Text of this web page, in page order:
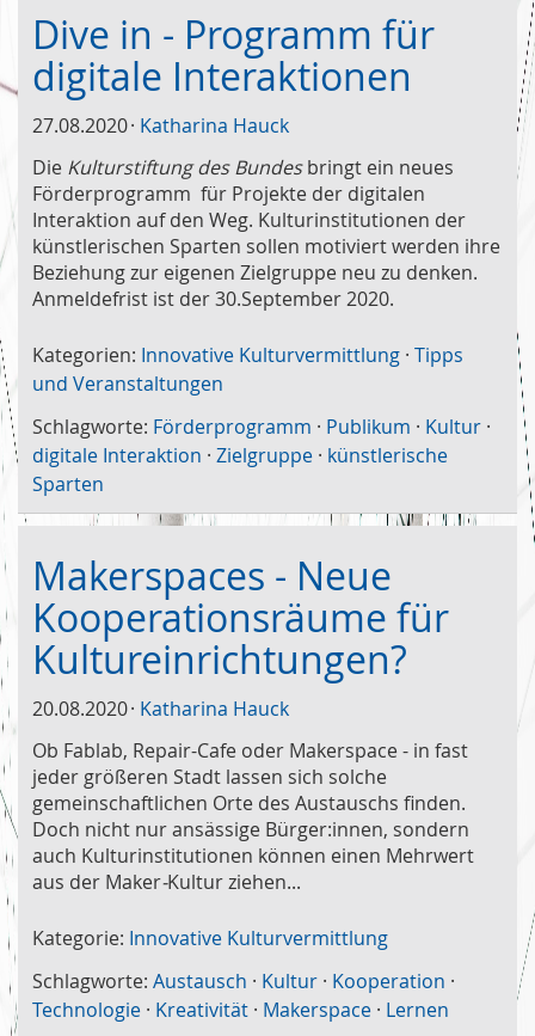
Dive in - Programm für
digitale Interaktionen
27.08.2020 Katharina Hauck
Die Kulturstiftung des Bundesbringt ein neues
Förderprogramm für Projekte der digitalen
Interaktion auf den Weg. Kulturinstitutionen der
künstlerischen Sparten sollen motiviert werden ihre
Beziehung zur eigenen Zielgruppe neu zu denken.
Anmeldefrist ist der 30.September 2020.
Kategorien: Innovative Kulturvermittlung · Tipps
und Veranstaltungen
Schlagworte: Förderprogramm · Publikum · Kultur ·
digitale Interaktion · Zielgruppe · künstlerische
Sparten
Makerspaces - Neue
Kooperationsräume für
Kultureinrichtungen?
20.08.2020 Katharina Hauck
Ob Fablab, Repair-Cafe oder Makerspace - in fast
jeder größeren Stadt lassen sich solche
gemeinschaftlichen Orte des Austauschs finden.
Doch nicht nur ansässige Bürger:innen, sondern
auch Kulturinstitutionen können einen Mehrwert
aus der Maker-Kultur ziehen...
Kategorie: Innovative Kulturvermittlung
Schlagworte: Austausch · Kultur · Kooperation ·
Technologie · Kreativität · Makerspace · Lernen